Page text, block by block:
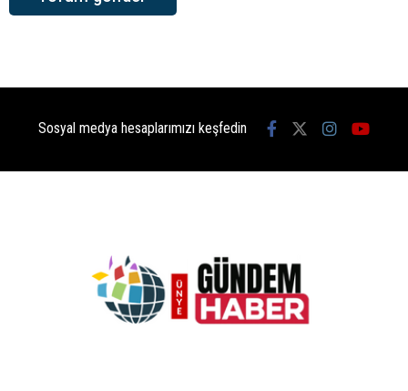
Sosyal medya hesaplarımızı keşfedin